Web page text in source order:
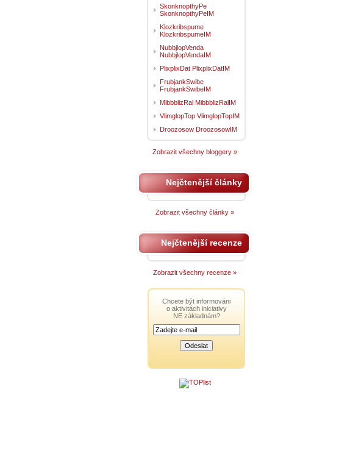
SkonknopthyPe
SkonknopthyPeIM
Klozkribspume
KlozkribspumeIM
NubbjlopVenda
NubbjlopVendaIM
PlixplixDat PlixplixDatIM
FrubjankSwibe
FrubjankSwibeIM
MibbblizRal MibbblizRalIM
VlimglopTop VlimglopTopIM
Droozosow DroozosowIM
Zobrazit všechny bloggery »
Nejčtenější články
Zobrazit všechny články »
Nejčtenější recenze
Zobrazit všechny recenze »
Chcete být informováni
o aktivitách iniciativy
NE základnám?